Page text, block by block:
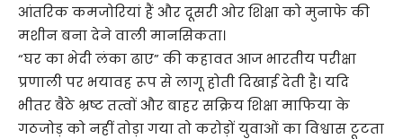
आंतरिक कमजोरियां हैं और दूसरी ओर शिक्षा को मुनाफे की
मशीन बना देने वाली मानसिकता।
“घर का भेदी लंका ढाए” की कहावत आज भारतीय परीक्षा
प्रणाली पर भयावह रूप से लागू होती दिखाई देती है। यदि
भीतर बैठे भ्रष्ट तत्वों और बाहर सक्रिय शिक्षा माफिया के
गठजोड़ को नहीं तोड़ा गया तो करोड़ों युवाओं का विश्वास टूटता